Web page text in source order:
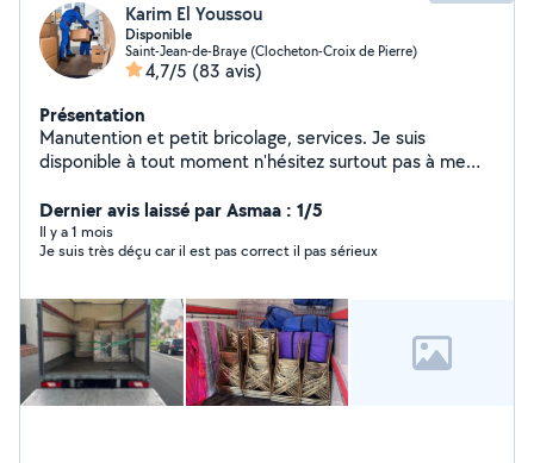
Karim El Youssou
Disponible
Saint-Jean-de-Braye (Clocheton-Croix de Pierre)
4,7/5 (83 avis)
Présentation
Manutention et petit bricolage, services. Je suis
disponible à tout moment n'hésitez surtout pas à me
A bientôt
Dernier avis laissé par Asmaa : 1/5
Il y a 1 mois
Je suis très déçu car il est pas correct il pas sérieux